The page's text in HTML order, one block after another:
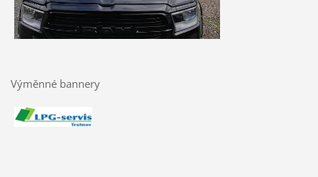
Výměnné bannery